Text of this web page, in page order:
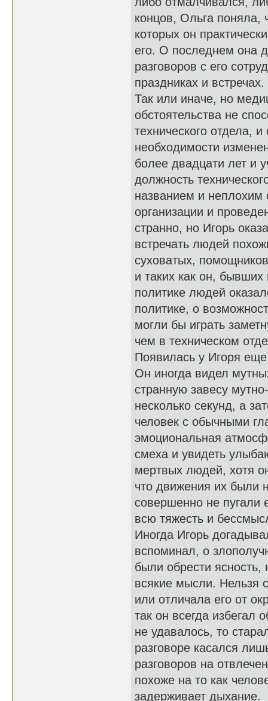
концов, Ольга поняла,
которых он
его. О последнем она
разговоров с его
праздниках и встречах.
Так или иначе, но
обстоятельства не
технического отдела,
необходимости
более двадцати лет и
должность
названием и неплохим
организации и
странно, но Игорь
встречать людей
суховатых,
и таких как он,
политике людей
политике, о
могли бы играть
чем в техническом
Появилась у Игоря
Он иногда видел
странную завесу
несколько секунд, а
человек с обычными
эмоциональная
смеха и увидеть
мертвых людей, хотя
что движения их были
совершенно не пугали
всю тяжесть и
Иногда Игорь
вспоминал, о
были обрести
всякие мысли. Нельзя
или отличала его от
так он всегда избегал
не удавалось, то
разговоре касался
разговоров на
похоже на то как
задерживает дыхание.